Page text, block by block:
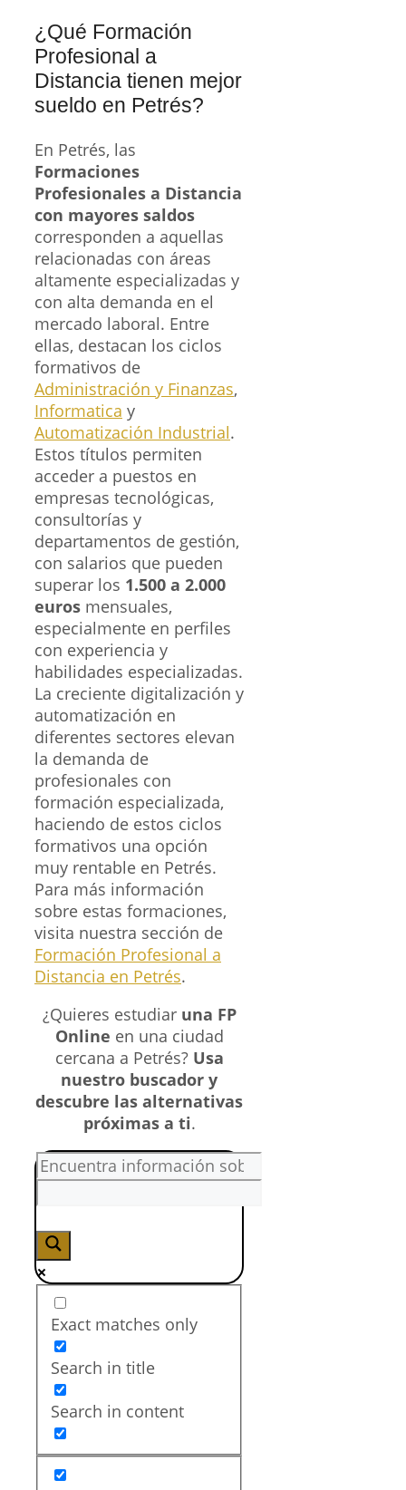
¿Qué Formación
Profesional a
Distancia tienen mejor
sueldo en Petrés?
En Petrés, las
Formaciones
Profesionales a Distancia
con mayores saldos
corresponden a aquellas
relacionadas con áreas
altamente especializadas y
con alta demanda en el
mercado laboral. Entre
ellas, destacan los ciclos
formativos de
Administración y Finanzas,
Informatica y
Automatización Industrial.
Estos títulos permiten
acceder a puestos en
empresas tecnológicas,
consultorías y
departamentos de gestión,
con salarios que pueden
superar los 1.500 a 2.000
euros mensuales,
especialmente en perfiles
con experiencia y
habilidades especializadas.
La creciente digitalización y
automatización en
diferentes sectores elevan
la demanda de
profesionales con
formación especializada,
haciendo de estos ciclos
formativos una opción
muy rentable en Petrés.
Para más información
sobre estas formaciones,
visita nuestra sección de
Formación Profesional a
Distancia en Petrés.
¿Quieres estudiar una FP
Online en una ciudad
cercana a Petrés? Usa
nuestro buscador y
descubre las alternativas
próximas a ti.
Exact matches only
Search in title
Search in content